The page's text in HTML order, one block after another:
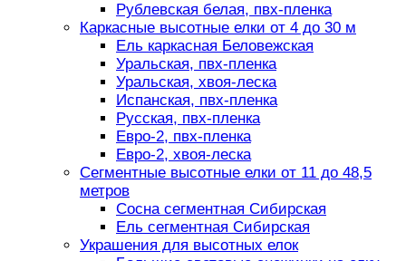
Рублевская белая, пвх-пленка
Каркасные высотные елки от 4 до 30 м
Ель каркасная Беловежская
Уральская, пвх-пленка
Уральская, хвоя-леска
Испанская, пвх-пленка
Русская, пвх-пленка
Евро-2, пвх-пленка
Евро-2, хвоя-леска
Сегментные высотные елки от 11 до 48,5
метров
Сосна сегментная Сибирская
Ель сегментная Сибирская
Украшения для высотных елок